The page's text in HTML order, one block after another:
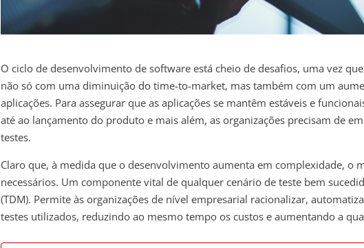
O ciclo de desenvolvimento de software está cheio de desafios, uma vez
não só com uma diminuição do time-to-market, mas também com um
aplicações. Para assegurar que as aplicações se mantêm estáveis e
até ao lançamento do produto e mais além, as organizações precisam de
testes.
Claro que, à medida que o desenvolvimento aumenta em complexidade, o
necessários. Um componente vital de qualquer cenário de teste bem
(TDM). Permite às organizações de nível empresarial racionalizar,
testes utilizados, reduzindo ao mesmo tempo os custos e aumentando a